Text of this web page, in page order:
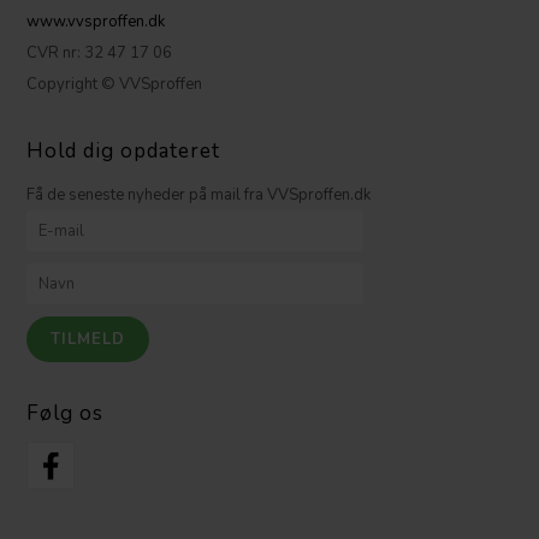
www.vvsproffen.dk
CVR nr: 32 47 17 06
Copyright © VVSproffen
Hold dig opdateret
Få de seneste nyheder på mail fra VVSproffen.dk
Følg os